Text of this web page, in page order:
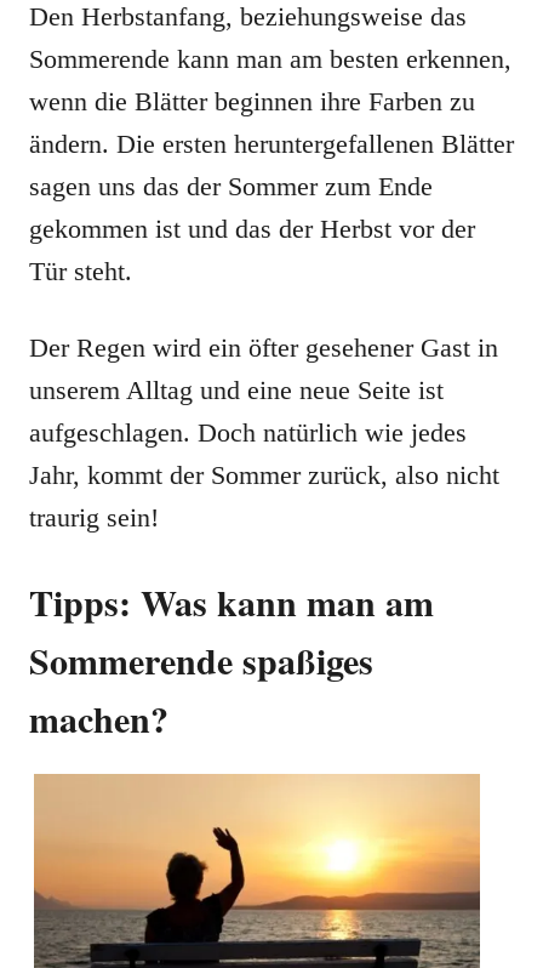
Den Herbstanfang, beziehungsweise das
Sommerende kann man am besten erkennen,
wenn die Blätter beginnen ihre Farben zu
ändern. Die ersten heruntergefallenen Blätter
sagen uns das der Sommer zum Ende
gekommen ist und das der Herbst vor der
Tür steht.
Der Regen wird ein öfter gesehener Gast in
unserem Alltag und eine neue Seite ist
aufgeschlagen. Doch natürlich wie jedes
Jahr, kommt der Sommer zurück, also nicht
traurig sein!
Tipps: Was kann man am
Sommerende spaßiges
machen?